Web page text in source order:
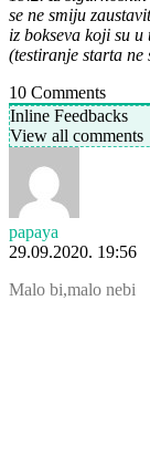
se ne smiju
iz bokseva koji su
(testiranje starta
10 Comments
Inline Feedbacks
View all comments
papaya
29.09.2020. 19:56
Malo bi,malo nebi